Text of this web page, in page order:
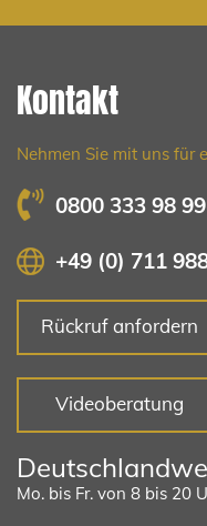
Kontakt
Nehmen Sie mit uns für
0800 333 98 99
+49 (0) 711
Rückruf anfordern
Videoberatung
Mo. bis Fr. von 8 bis 20